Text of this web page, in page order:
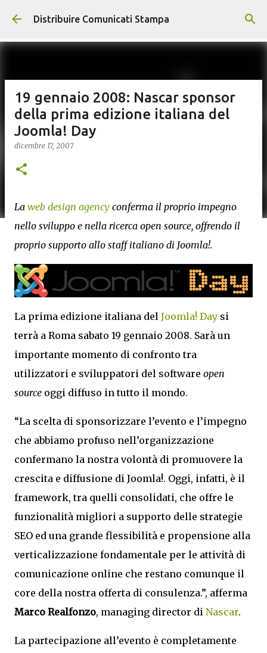
Passa ai contenuti principali
Distribuire Comunicati Stampa
19 gennaio 2008: Nascar sponsor
della prima edizione italiana del
Joomla! Day
dicembre 17, 2007
La web design agency conferma il proprio impegno
nello sviluppo e nella ricerca open source, offrendo il
proprio supporto allo staff italiano di Joomla!.
La prima edizione italiana del Joomla! Day si
terrà a Roma sabato 19 gennaio 2008. Sarà un
importante momento di confronto tra
utilizzatori e sviluppatori del software open
source oggi diffuso in tutto il mondo.
“La scelta di sponsorizzare l’evento e l’impegno
che abbiamo profuso nell’organizzazione
confermano la nostra volontà di promuovere la
crescita e diffusione di Joomla!. Oggi, infatti, è il
framework, tra quelli consolidati, che offre le
funzionalità migliori a supporto delle strategie
SEO ed una grande flessibilità e propensione alla
verticalizzazione fondamentale per le attività di
comunicazione online che restano comunque il
core della nostra offerta di consulenza.”, afferma
Marco Realfonzo, managing director di Nascar.
La partecipazione all’evento è completamente